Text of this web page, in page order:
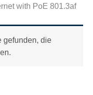
with PoE 801.3af
gefunden, die